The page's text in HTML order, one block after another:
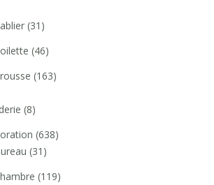
(31)
(46)
(163)
(8)
(638)
(31)
(119)